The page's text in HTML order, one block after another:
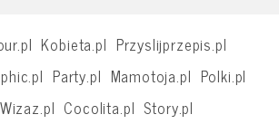
Kobieta.pl Przyslijprzepis.pl
Party.pl Mamotoja.pl Polki.pl
Wizaz.pl Cocolita.pl Story.pl